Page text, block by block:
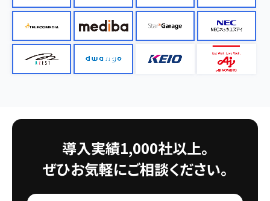
導入実績1,000社以上。
ぜひお気軽にご相談ください。